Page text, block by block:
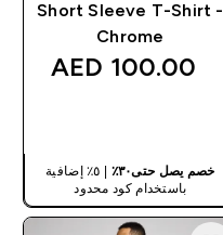
Short Sleeve T-Shirt -
Chrome
100.00 AED‎
خصم يصل حتى٣٠٪
| ٥٪ إضافية
باستخدام كود محدود